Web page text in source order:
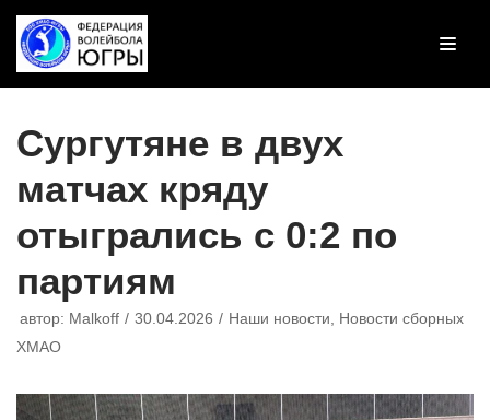
Перейти
к
Сургутяне в двух
матчах кряду
отыгрались с 0:2 по
партиям
автор: Malkoff 30.04.2026 Наши новости
Новости сборных
ХМАО